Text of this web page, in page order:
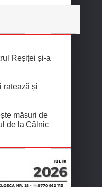
Reșiței și-a
ratează și
măsuri de
de la Câlnic